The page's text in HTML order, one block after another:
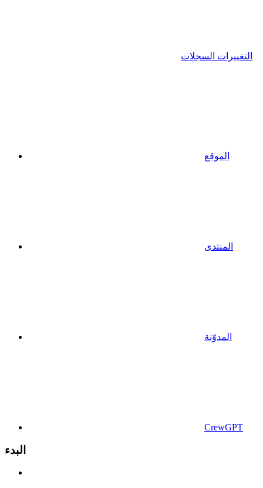
التغييرات السجلات
الموقع
المنتدى
المدوّنة
CrewGPT
البدء